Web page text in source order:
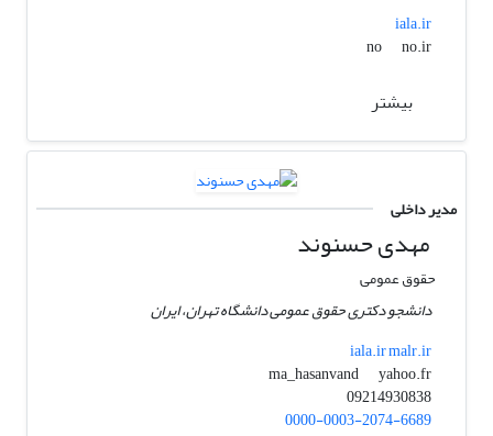
iala.ir
no
no.ir
بیشتر
مدیر داخلی
مهدی حسنوند
حقوق عمومی
دانشجو دکتری حقوق عمومی دانشگاه تهران، ایران
iala.ir malr.ir
ma_hasanvand
yahoo.fr
09214930838
0000-0003-2074-6689